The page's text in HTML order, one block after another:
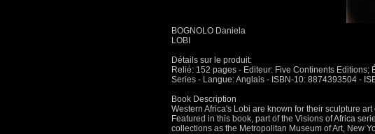
BOGNOLO Daniela
LOBI
Détails sur le produit:
Relié: 152 pages - Editeur: Five Continents
Series - Langue: Anglais - ISBN-10: 8874393504 -
Book Description
Western Africa's Lobi are known for their sculpture
Featured in this book, part of the Visions of Africa
collections as the Metropolitan Museum of Art, New